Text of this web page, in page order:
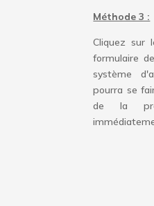
Méthode 3 :
Cliquez sur
formulaire
système
pourra se
de la